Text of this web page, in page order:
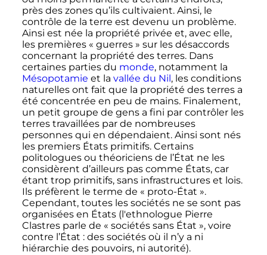
près des zones qu’ils cultivaient. Ainsi, le
contrôle de la terre est devenu un problème.
Ainsi est née la propriété privée et, avec elle,
les premières « guerres » sur les désaccords
concernant la propriété des terres. Dans
certaines parties du monde, notamment la
Mésopotamie et la vallée du Nil , les conditions
naturelles ont fait que la propriété des terres a
été concentrée en peu de mains. Finalement,
un petit groupe de gens a fini par contrôler les
terres travaillées par de nombreuses
personnes qui en dépendaient. Ainsi sont nés
les premiers États primitifs. Certains
politologues ou théoriciens de l’État ne les
considèrent d’ailleurs pas comme États, car
étant trop primitifs, sans infrastructures et lois.
Ils préfèrent le terme de « proto-État ».
Cependant, toutes les sociétés ne se sont pas
organisées en États (l'ethnologue Pierre
Clastres parle de « sociétés sans État », voire
contre l’État : des sociétés où il n’y a ni
hiérarchie des pouvoirs, ni autorité).